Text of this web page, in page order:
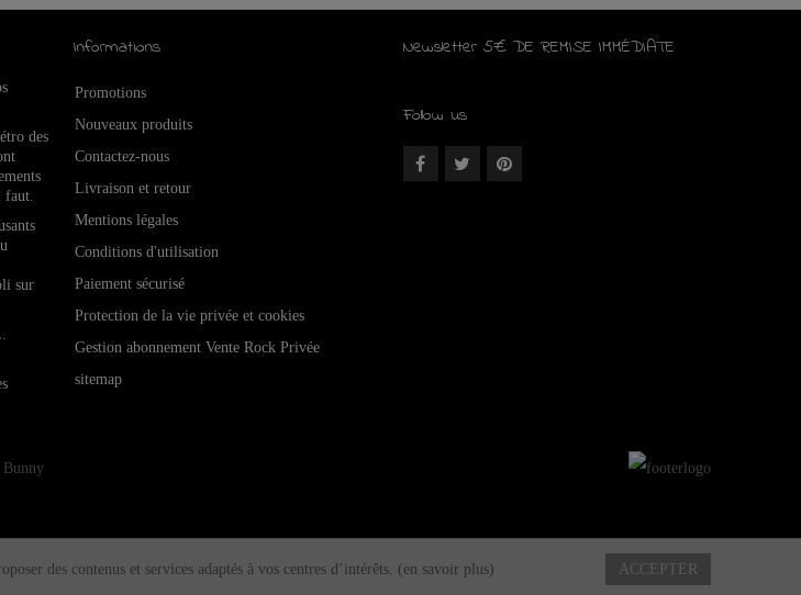
des
faut.
sur
Informations
Promotions
Nouveaux produits
Contactez-nous
Livraison et retour
Mentions légales
Conditions d'utilisation
Paiement sécurisé
Protection de la vie privée et cookies
Gestion abonnement Vente Rock Privée
sitemap
Newsletter 5€ DE REMISE IMMÉDIATE
Follow us
Bunny
ACCEPTER
des contenus et services adaptés à vos centres d’intérêts. (en savoir plus)